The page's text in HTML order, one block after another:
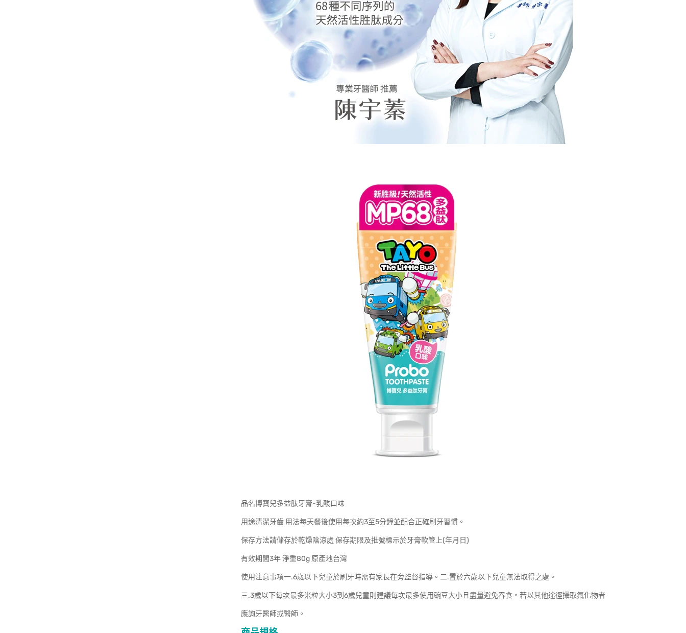
品名博寶兒多益肽牙膏-乳酸口味
用途清潔牙齒 用法每天餐後使用每次約3至5分鐘並配合正確刷牙習慣。
保存方法請儲存於乾燥陰涼處 保存期限及批號標示於牙膏軟管上(年月日)
有效期間3年 淨重80g 原產地台灣
使用注意事項一.6歲以下兒童於刷牙時需有家長在旁監督指導。二.置於六歲以下兒童無法取得之處。
三.3歲以下每次最多米粒大小3到6歲兒童則建議每次最多使用豌豆大小且盡量避免吞食。若以其他途徑攝取氟化物者
應詢牙醫師或醫師。